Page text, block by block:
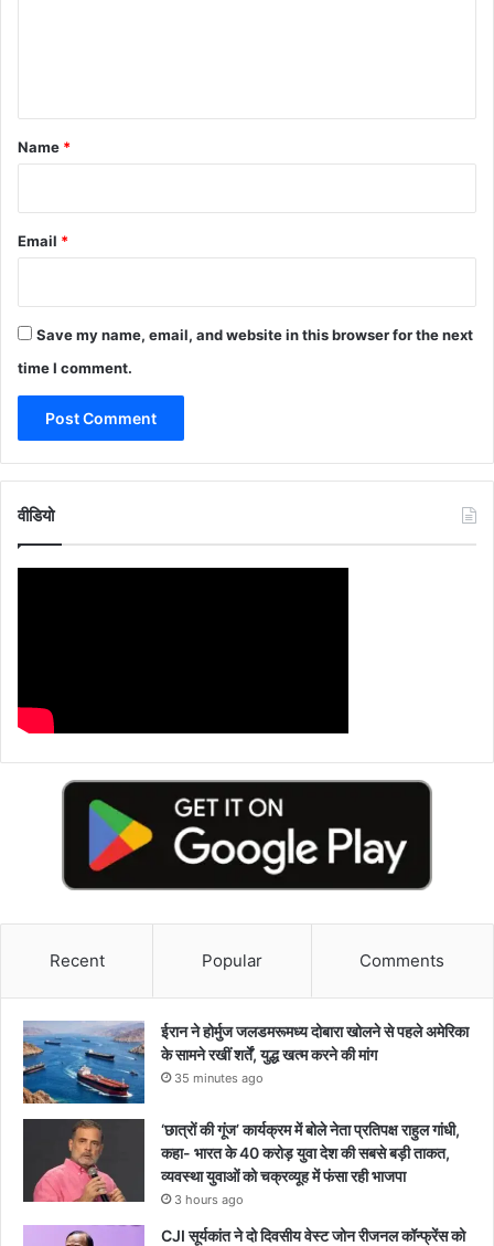
*
Name *
Email *
Save my name, email, and website in this browser for the next
time I comment.
वीडियो
Recent Popular Comments
ईरान ने होर्मुज जलडमरूमध्य दोबारा खोलने से पहले अमेरिका
के सामने रखीं शर्तें, युद्ध खत्म करने की मांग
35 minutes ago
‘छात्रों की गूंज’ कार्यक्रम में बोले नेता प्रतिपक्ष राहुल गांधी,
कहा- भारत के 40 करोड़ युवा देश की सबसे बड़ी ताकत,
व्यवस्था युवाओं को चक्रव्यूह में फंसा रही भाजपा
3 hours ago
CJI सूर्यकांत ने दो दिवसीय वेस्ट जोन रीजनल कॉन्फ्रेंस को